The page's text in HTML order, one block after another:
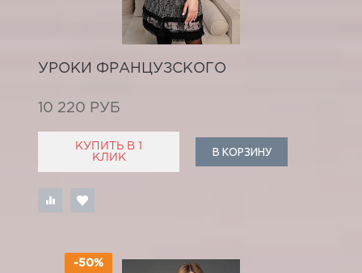
УРОКИ ФРАНЦУЗСКОГО
10 220 РУБ
КУПИТЬ В 1
КЛИК
В КОРЗИНУ
-50%